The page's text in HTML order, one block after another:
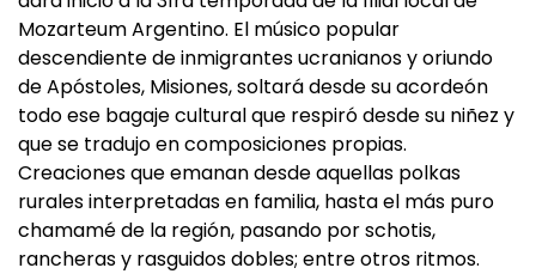
Mozarteum Argentino. El músico popular
descendiente de inmigrantes ucranianos y oriundo
de Apóstoles, Misiones, soltará desde su acordeón
todo ese bagaje cultural que respiró desde su niñez y
que se tradujo en composiciones propias.
Creaciones que emanan desde aquellas polkas
rurales interpretadas en familia, hasta el más puro
chamamé de la región, pasando por schotis,
rancheras y rasguidos dobles; entre otros ritmos.